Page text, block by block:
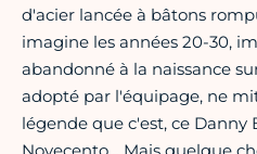
d'acier lancée à bâtons
imagine les années 20-30,
abandonné à la naissance
adopté par l'équipage, ne
légende que c'est, ce Danny